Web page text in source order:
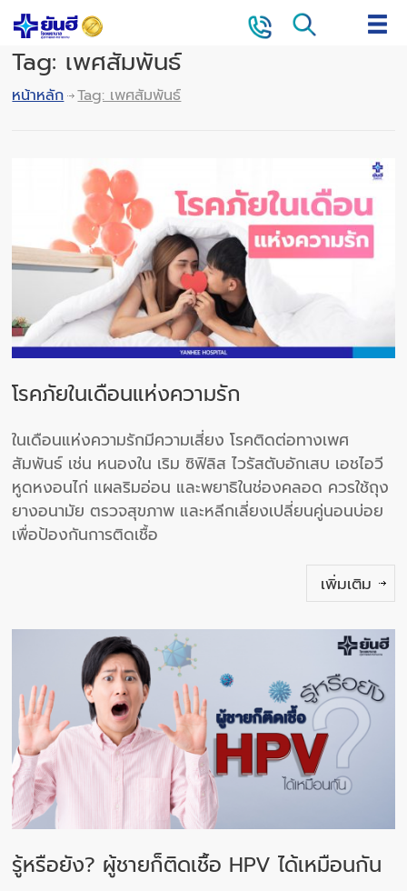
Tag: เพศสัมพันธ์
หน้าหลัก Tag: เพศสัมพันธ์
โรคภัยในเดือนแห่งความรัก
ในเดือนแห่งความรักมีความเสี่ยง โรคติดต่อทางเพศ
สัมพันธ์ เช่น หนองใน เริม ซิฟิลิส ไวรัสตับอักเสบ เอชไอวี
หูดหงอนไก่ แผลริมอ่อน และพยาธิในช่องคลอด ควรใช้ถุง
ยางอนามัย ตรวจสุขภาพ และหลีกเลี่ยงเปลี่ยนคู่นอนบ่อย
เพื่อป้องกันการติดเชื้อ
เพิ่มเติม
รู้หรือยัง? ผู้ชายก็ติดเชื้อ HPV ได้เหมือนกัน